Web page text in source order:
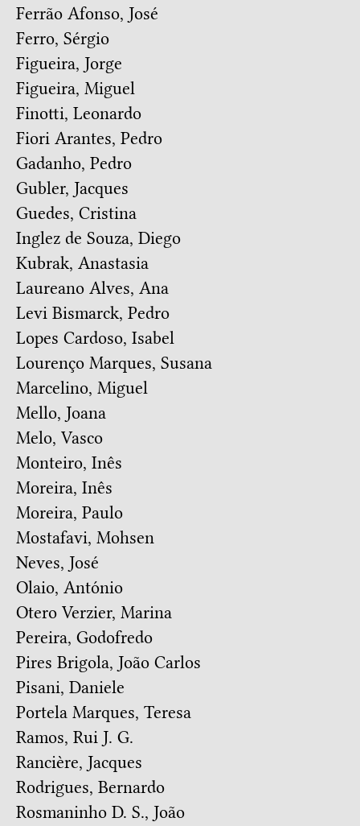
Ferrão Afonso, José
Ferro, Sérgio
Figueira, Jorge
Figueira, Miguel
Finotti, Leonardo
Fiori Arantes, Pedro
Gadanho, Pedro
Gubler, Jacques
Guedes, Cristina
Inglez de Souza, Diego
Kubrak, Anastasia
Laureano Alves, Ana
Levi Bismarck, Pedro
Lopes Cardoso, Isabel
Lourenço Marques, Susana
Marcelino, Miguel
Mello, Joana
Melo, Vasco
Monteiro, Inês
Moreira, Inês
Moreira, Paulo
Mostafavi, Mohsen
Neves, José
Olaio, António
Otero Verzier, Marina
Pereira, Godofredo
Pires Brigola, João Carlos
Pisani, Daniele
Portela Marques, Teresa
Ramos, Rui J. G.
Rancière, Jacques
Rodrigues, Bernardo
Rosmaninho D. S., João